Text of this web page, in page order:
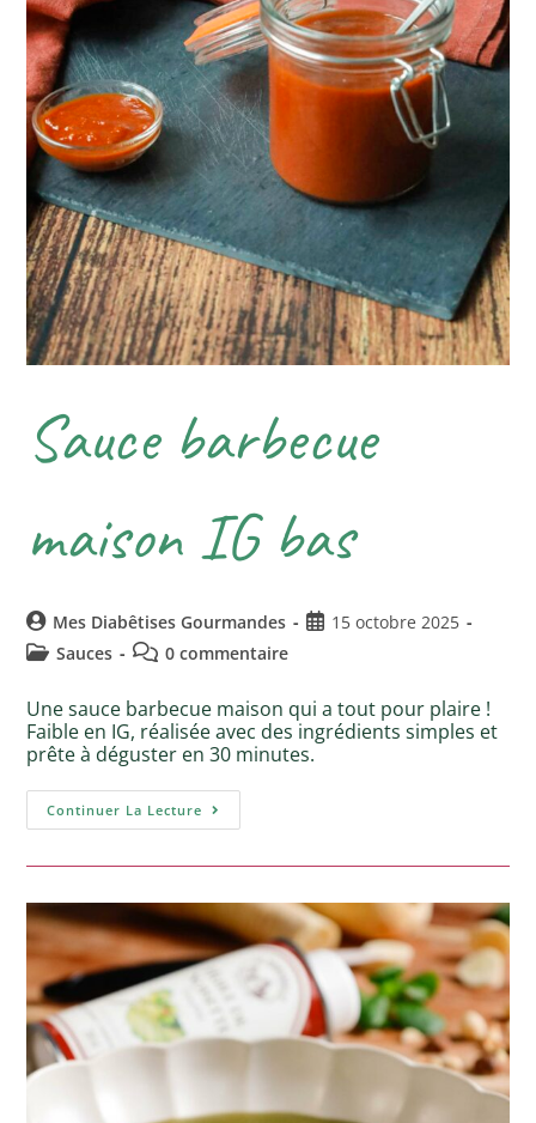
Sauce barbecue
maison IG bas
Mes Diabêtises Gourmandes
15 octobre 2025
Sauces
0 commentaire
Une sauce barbecue maison qui a tout pour plaire !
Faible en IG, réalisée avec des ingrédients simples et
prête à déguster en 30 minutes.
Continuer La Lecture